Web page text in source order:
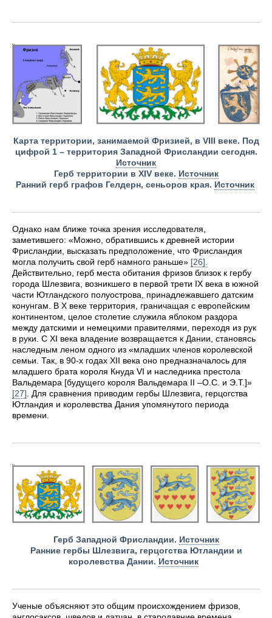
Карта территории, занимаемой Фризией, в VIII веке. Под
цифрой 1 – территория Западной Фрисландии сегодня.
Источник
Герб территории в XIV веке. Источник
Ранний герб графов Гелдерн, сеньоров края. Источник
Однако нам ближе точка зрения исследователя,
заметившего: «Можно, обратившись к древней истории
Фрисландии, высказать предположение, что Фрисландия
могла получить свой герб намного раньше» [26].
Действительно, герб места обитания фризов близок к гербу
города Шлезвига, возникшего в первой трети IX века в южной
части Ютландского полуострова, принадлежавшего датским
конунгам. В X веке территория, граничащая с европейским
континентом, целое столетие служила яблоком раздора
между датскими и немецкими правителями, переходя из рук
в руки. С XI века владение возвращается к Дании, становясь
наследным леном одного из «младших членов королевской
семьи. Так, в 90-х годах XII века оно предназначалось для
младшего брата короля Кнуда VI и наследника престола
Вальдемара [будущего короля Вальдемара II –О.С. и Э.Т.]»
[27] . Для сравнения приводим гербы Шлезвига, герцогства
Ютландия и королевства Дания упомянутого периода
времени.
Герб Западной Фрисландии. Источник
Ранние гербы Шлезвига, герцогства Ютландии и
королевства Дании. Источник
Ученые объясняют это общим происхождением фризов,